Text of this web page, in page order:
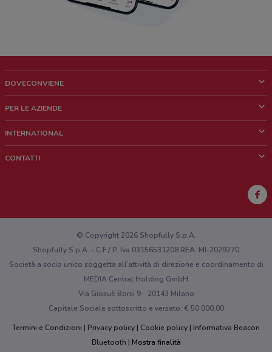
DOVECONVIENE
Chi siamo
Lavora con noi
PER LE AZIENDE
Richieste commerciali e marketing
INTERNATIONAL
CONTATTI
Hai un malfunzionamento sul web o sull'app?
© Copyright 2026 Shopfully S.p.A.
Shopfully S.p.A. - C.F / P. Iva 03156531208 REA: MI-2029270
Società a socio unico soggetta all’attività di direzione e coordinamento di
MEDIA Central Holding GmbH
Via Giosuè Borsi 9 - 20143 Milano
Capitale Sociale sottoscritto e versato: € 50.000,00
Termini e Condizioni
Privacy policy Cookie policy
Informativa Beacon
Bluetooth
Mostra finalità